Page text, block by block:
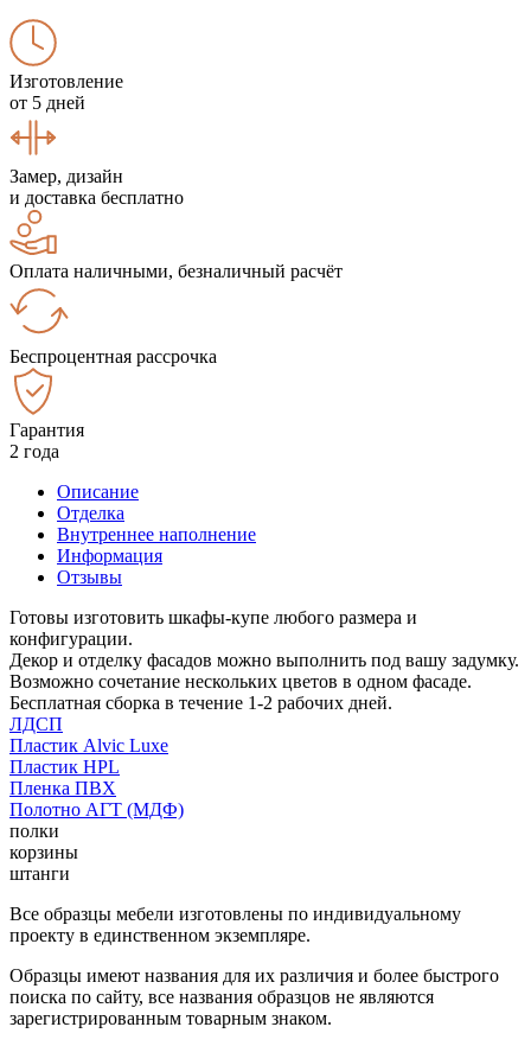
Изготовление
от 5 дней
Замер, дизайн
и доставка бесплатно
Оплата наличными, безналичный расчёт
Беспроцентная рассрочка
Гарантия
2 года
Описание
Отделка
Внутреннее наполнение
Информация
Отзывы
Готовы изготовить шкафы-купе любого размера и
конфигурации.
Декор и отделку фасадов можно выполнить под вашу задумку.
Возможно сочетание нескольких цветов в одном фасаде.
Бесплатная сборка в течение 1-2 рабочих дней.
ЛДСП
Пластик Alvic Luxe
Пластик HPL
Пленка ПВХ
Полотно АГТ (МДФ)
полки
корзины
штанги
Все образцы мебели изготовлены по индивидуальному
проекту в единственном экземпляре.
Образцы имеют названия для их различия и более быстрого
поиска по сайту, все названия образцов не являются
зарегистрированным товарным знаком.